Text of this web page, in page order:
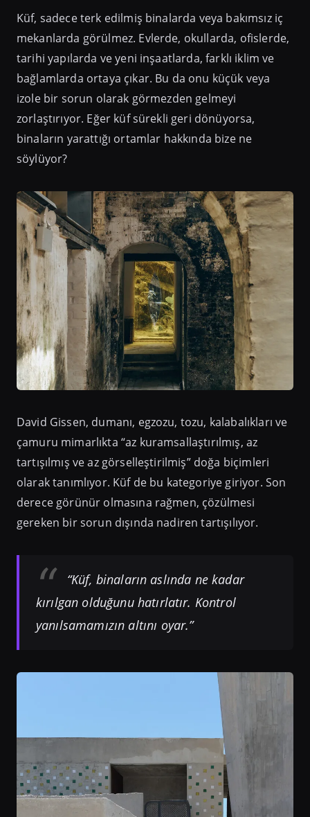
Küf, sadece terk edilmiş binalarda veya bakımsız iç
mekanlarda görülmez. Evlerde, okullarda, ofislerde,
tarihi yapılarda ve yeni inşaatlarda, farklı iklim ve
bağlamlarda ortaya çıkar. Bu da onu küçük veya
izole bir sorun olarak görmezden gelmeyi
zorlaştırıyor. Eğer küf sürekli geri dönüyorsa,
binaların yarattığı ortamlar hakkında bize ne
söylüyor?
David Gissen, dumanı, egzozu, tozu, kalabalıkları ve
çamuru mimarlıkta “az kuramsallaştırılmış, az
tartışılmış ve az görselleştirilmiş” doğa biçimleri
olarak tanımlıyor. Küf de bu kategoriye giriyor. Son
derece görünür olmasına rağmen, çözülmesi
gereken bir sorun dışında nadiren tartışılıyor.
“Küf, binaların aslında ne kadar
kırılgan olduğunu hatırlatır. Kontrol
yanılsamamızın altını oyar.”